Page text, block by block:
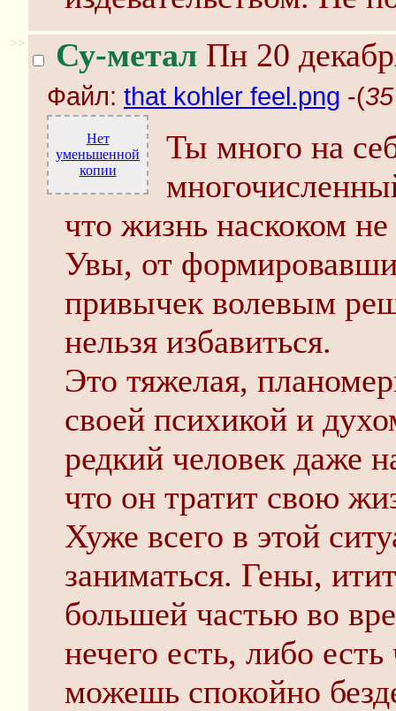
>> Су-метал Пн 20
Файл: that kohler feel.png -(
Нет
уменьшенной
копии
Ты много на
что жизнь наскоком
Увы, от
привычек волевым
нельзя избавиться.
Это тяжелая,
своей психикой и
редкий человек даже
что он тратит свою
Хуже всего в этой
заниматься. Гены,
большей частью во
нечего есть, либо
можешь спокойно